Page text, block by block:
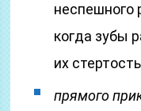
неспешного
когда зубы
их
прямого